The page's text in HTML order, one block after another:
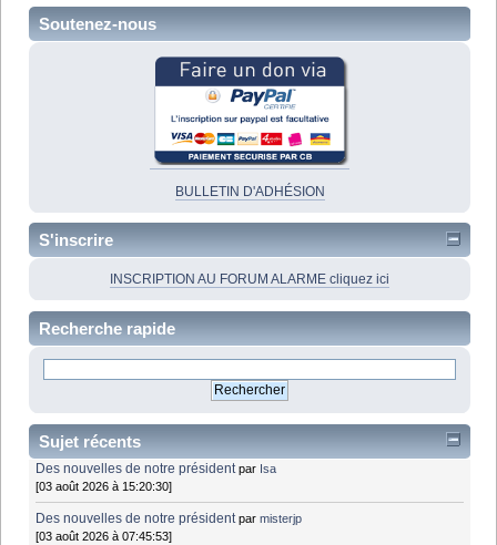
Soutenez-nous
BULLETIN D'ADHÉSION
S'inscrire
INSCRIPTION AU FORUM ALARME cliquez ici
Recherche rapide
Sujet récents
Des nouvelles de notre président par Isa
[03 août 2026 à 15:20:30]
Des nouvelles de notre président parmisterjp
[03 août 2026 à 07:45:53]